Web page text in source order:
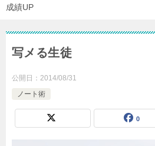
成績UP
写メる生徒
公開日： 2014/08/31
ノート術
0